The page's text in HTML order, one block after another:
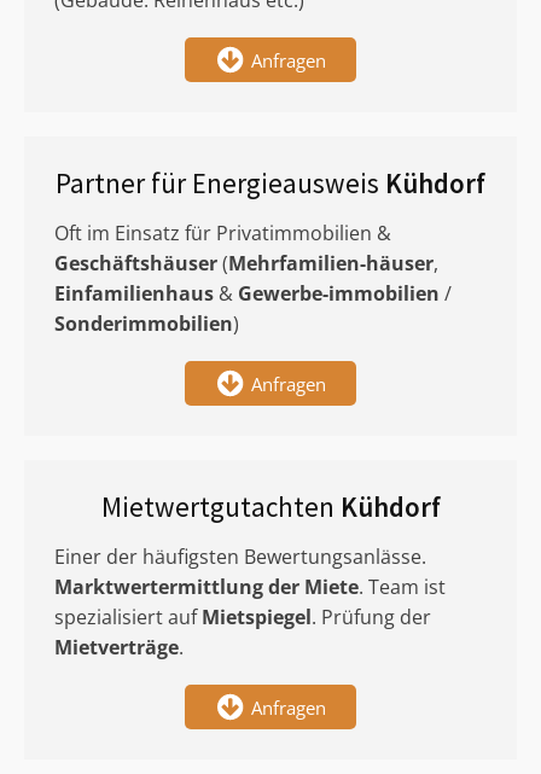
Anfragen
Partner für Energieausweis Kühdorf
Oft im Einsatz für Privatimmobilien &
Geschäftshäuser(Mehrfamilien-häuser,
Einfamilienhaus & Gewerbe-immobilien /
Sonderimmobilien)
Anfragen
Mietwertgutachten Kühdorf
Einer der häufigsten Bewertungsanlässe.
Marktwertermittlungder Miete. Team ist
spezialisiert aufMietspiegel. Prüfung der
Mietverträge.
Anfragen